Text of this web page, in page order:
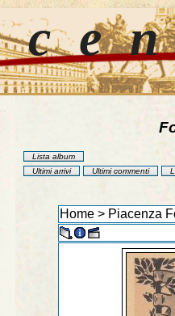
Lista album
Ultimi arrivi
Ultimi commenti
Home > Piacenza